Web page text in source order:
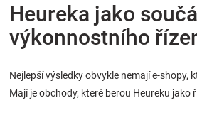
Heureka jako
výkonnostního
Nejlepší výsledky obvykle nemají e-shopy,
Mají je obchody, které berou Heureku jako